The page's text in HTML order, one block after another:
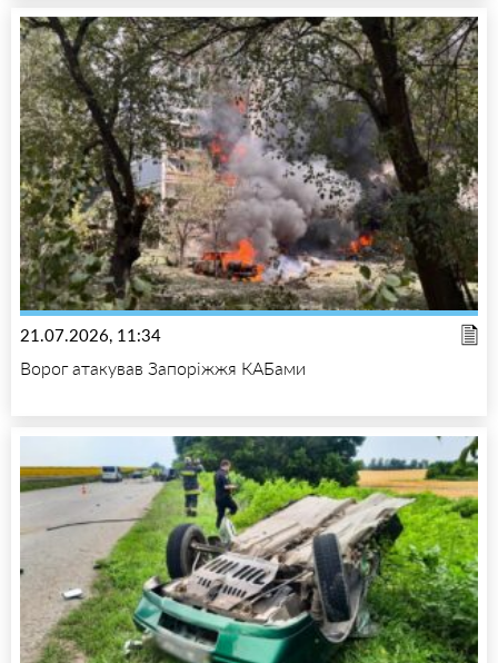
21.07.2026, 11:34
Ворог атакував Запоріжжя КАБами